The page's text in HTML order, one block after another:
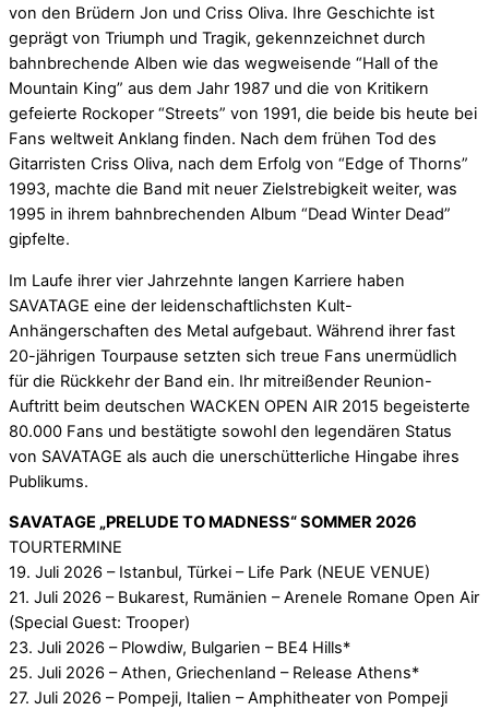
von den Brüdern Jon und Criss Oliva. Ihre Geschichte ist
geprägt von Triumph und Tragik, gekennzeichnet durch
bahnbrechende Alben wie das wegweisende “Hall of the
Mountain King” aus dem Jahr 1987 und die von Kritikern
gefeierte Rockoper “Streets” von 1991, die beide bis heute bei
Fans weltweit Anklang finden. Nach dem frühen Tod des
Gitarristen Criss Oliva, nach dem Erfolg von “Edge of Thorns”
1993, machte die Band mit neuer Zielstrebigkeit weiter, was
1995 in ihrem bahnbrechenden Album “Dead Winter Dead”
gipfelte.
Im Laufe ihrer vier Jahrzehnte langen Karriere haben
SAVATAGE eine der leidenschaftlichsten Kult-
Anhängerschaften des Metal aufgebaut. Während ihrer fast
20-jährigen Tourpause setzten sich treue Fans unermüdlich
für die Rückkehr der Band ein. Ihr mitreißender Reunion-
Auftritt beim deutschen WACKEN OPEN AIR 2015 begeisterte
80.000 Fans und bestätigte sowohl den legendären Status
von SAVATAGE als auch die unerschütterliche Hingabe ihres
Publikums.
SAVATAGE „PRELUDE TO MADNESS“ SOMMER 2026
TOURTERMINE
19. Juli 2026 – Istanbul, Türkei – Life Park (NEUE VENUE)
21. Juli 2026 – Bukarest, Rumänien – Arenele Romane Open Air
(Special Guest: Trooper)
23. Juli 2026 – Plowdiw, Bulgarien – BE4 Hills*
25. Juli 2026 – Athen, Griechenland – Release Athens*
27. Juli 2026 – Pompeji, Italien – Amphitheater von Pompeji